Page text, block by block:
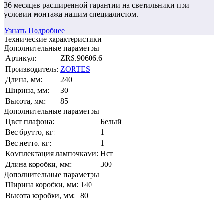
36 месяцев расширенной гарантии на светильники при
условии монтажа нашим специалистом.
Узнать Подробнее
Технические характеристики
Дополнительные параметры
Артикул:
ZRS.90606.6
Производитель: ZORTES
Длина, мм:
240
Ширина, мм:
30
Высота, мм:
85
Дополнительные параметры
Цвет плафона:
Белый
Вес брутто, кг:
1
Вес нетто, кг:
1
Комплектация лампочками: Нет
Длина коробки, мм:
300
Дополнительные параметры
Ширина коробки, мм: 140
Высота коробки, мм:
80